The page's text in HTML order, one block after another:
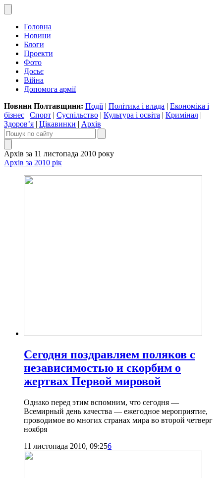
Головна
Новини
Блоги
Проекти
Фото
Досьє
Війна
Допомога армії
Новини Полтавщини: Події| Політика і влада | Економіка і
бізнес | Спорт | Суспільство | Культура і освіта | Кримінал |
Здоров’я | Цікавинки | Архів
Архів за 11 листопада 2010 року
Архів за 2010 рік
Сегодня поздравляем поляков с
независимостью и скорбим о
жертвах Первой мировой
Однако перед этим вспомним, что сегодня —
Всемирный день качества — ежегодное мероприятие,
проводимое во многих странах мира во второй четверг
ноября
11 листопада 2010, 09:256